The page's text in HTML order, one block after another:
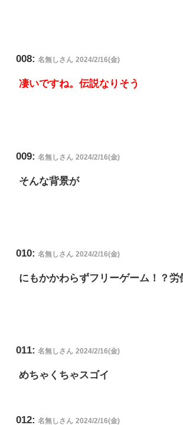
008: 名無しさん 2024/2/16(金)
凄いですね。伝説なりそう
009: 名無しさん 2024/2/16(金)
そんな背景が
010: 名無しさん 2024/2/16(金)
にもかかわらずフリーゲーム！？
011: 名無しさん 2024/2/16(金)
めちゃくちゃスゴイ
012: 名無しさん 2024/2/16(金)